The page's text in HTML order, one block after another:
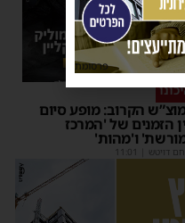
הקרוב: מופע סיום
הזמנים של 'המרכז
ו'מהות'
דויטש
פרסומת